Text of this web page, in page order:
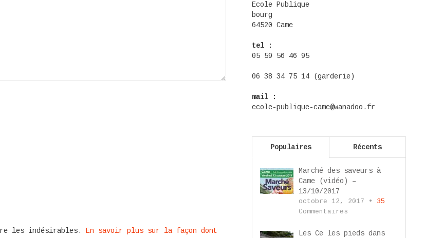
les indésirables. En savoir plus sur la façon dont
Ecole Publique
bourg
64520 Came
tel :
05 59 56 46 95
06 38 34 75 14 (garderie)
mail :
ecole-publique-came@wanadoo.fr
Populaires Récents
Marché des saveurs à
Came (vidéo) –
13/10/2017
octobre 12, 2017 • 35
Commentaires
Les Ce les pieds dans